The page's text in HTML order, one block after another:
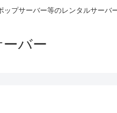
プサーバー等のレンタルサーバ
ーバー